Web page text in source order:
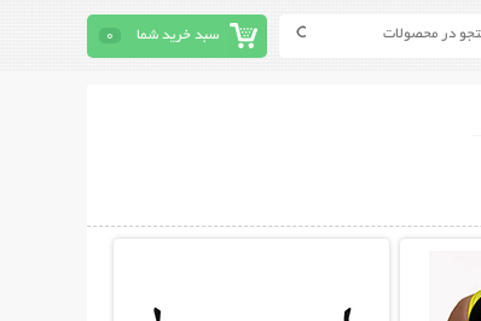
سبد خرید شما 0